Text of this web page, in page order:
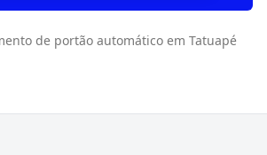
de portão automático em Tatuapé